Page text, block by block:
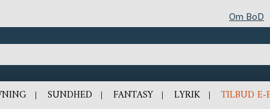
Om BoD
SUNDHED FANTASY LYRIK TILBUD E-